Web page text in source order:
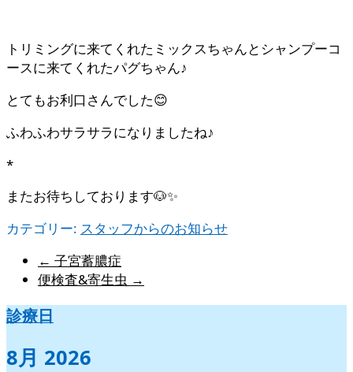
トリミングに来てくれたミックスちゃんとシャンプーコ
ースに来てくれたパグちゃん♪
とてもお利口さんでした😊
ふわふわサラサラになりましたね♪
*
またお待ちしております🐶✨
カテゴリー: スタッフからのお知らせ
← 子宮蓄膿症
便検査&寄生虫 →
診療日
8月 2026